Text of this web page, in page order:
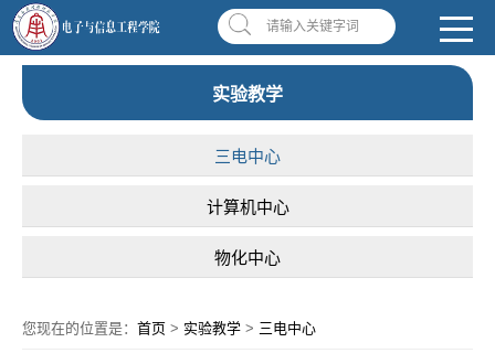
南昌应用技术师范学院，助你圆梦! 学校首页| OA系统 违反师德举报信箱
请输入关键字词
实验教学
三电中心
计算机中心
物化中心
您现在的位置是： 首页 > 实验教学 > 三电中心